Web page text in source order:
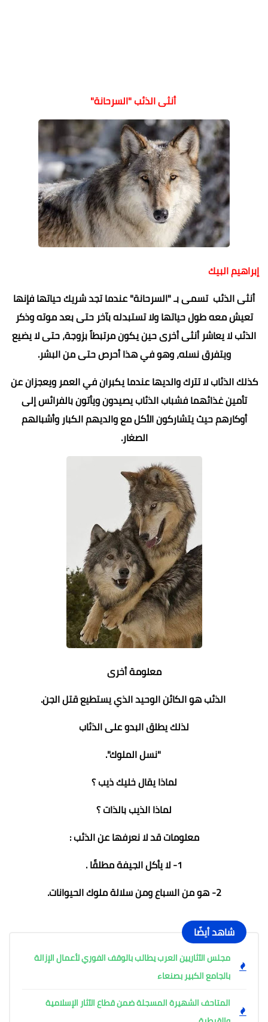
أنثى الذئب "السرحانة"
إبراهيم البيك
أنثى الذئب تسمى بـ "السرحانة" عندما تجد شريك حياتها فإنها
تعيش معه طول حياتها ولا تستبدله بآخر حتى بعد موته وذكر
الذئب لا يعاشر أنثى أخرى حين يكون مرتبطاً بزوجة، حتى لا يضيع
ويتفرق نسله، وهو في هذا أحرص حتى من البشر.
كذلك الذئاب لا تترك والديها عندما يكبران في العمر ويعجزان عن
تأمين غذائهما فشباب الذئاب يصيدون ويأتون بالفرائس إلى
أوكارهم حيث يتشاركون الأكل مع والديهم الكبار وأشبالهم
الصغار.
معلومة أخرى
الذئب هو الكائن الوحيد الذي يستطيع قتل الجن.
لذلك يطلق البدو على الذئاب
"نسل الملوك".
لماذا يقال خليك ذيب ؟
لماذا الذيب بالذات ؟
معلومات قد لا نعرفها عن الذئب :
1- لا يأكل الجيفة مطلقًا .
2- هو من السباع ومن سلالة ملوك الحيوانات.
شاهد أيضًا
مجلس الآثاريين العرب يطالب بالوقف الفوري لأعمال الإزالة
بالجامع الكبير بصنعاء
المتاحف الشهيرة المسجلة ضمن قطاع الآثار الإسلامية